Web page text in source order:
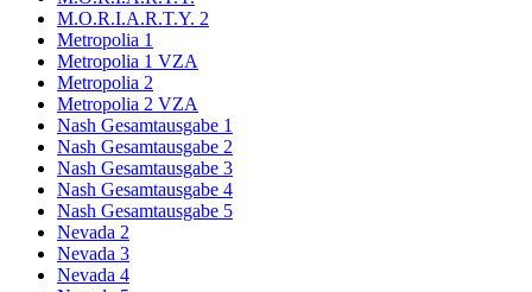
M.O.R.I.A.R.T.Y. 2
Metropolia 1
Metropolia 1 VZA
Metropolia 2
Metropolia 2 VZA
Nash Gesamtausgabe 1
Nash Gesamtausgabe 2
Nash Gesamtausgabe 3
Nash Gesamtausgabe 4
Nash Gesamtausgabe 5
Nevada 2
Nevada 3
Nevada 4